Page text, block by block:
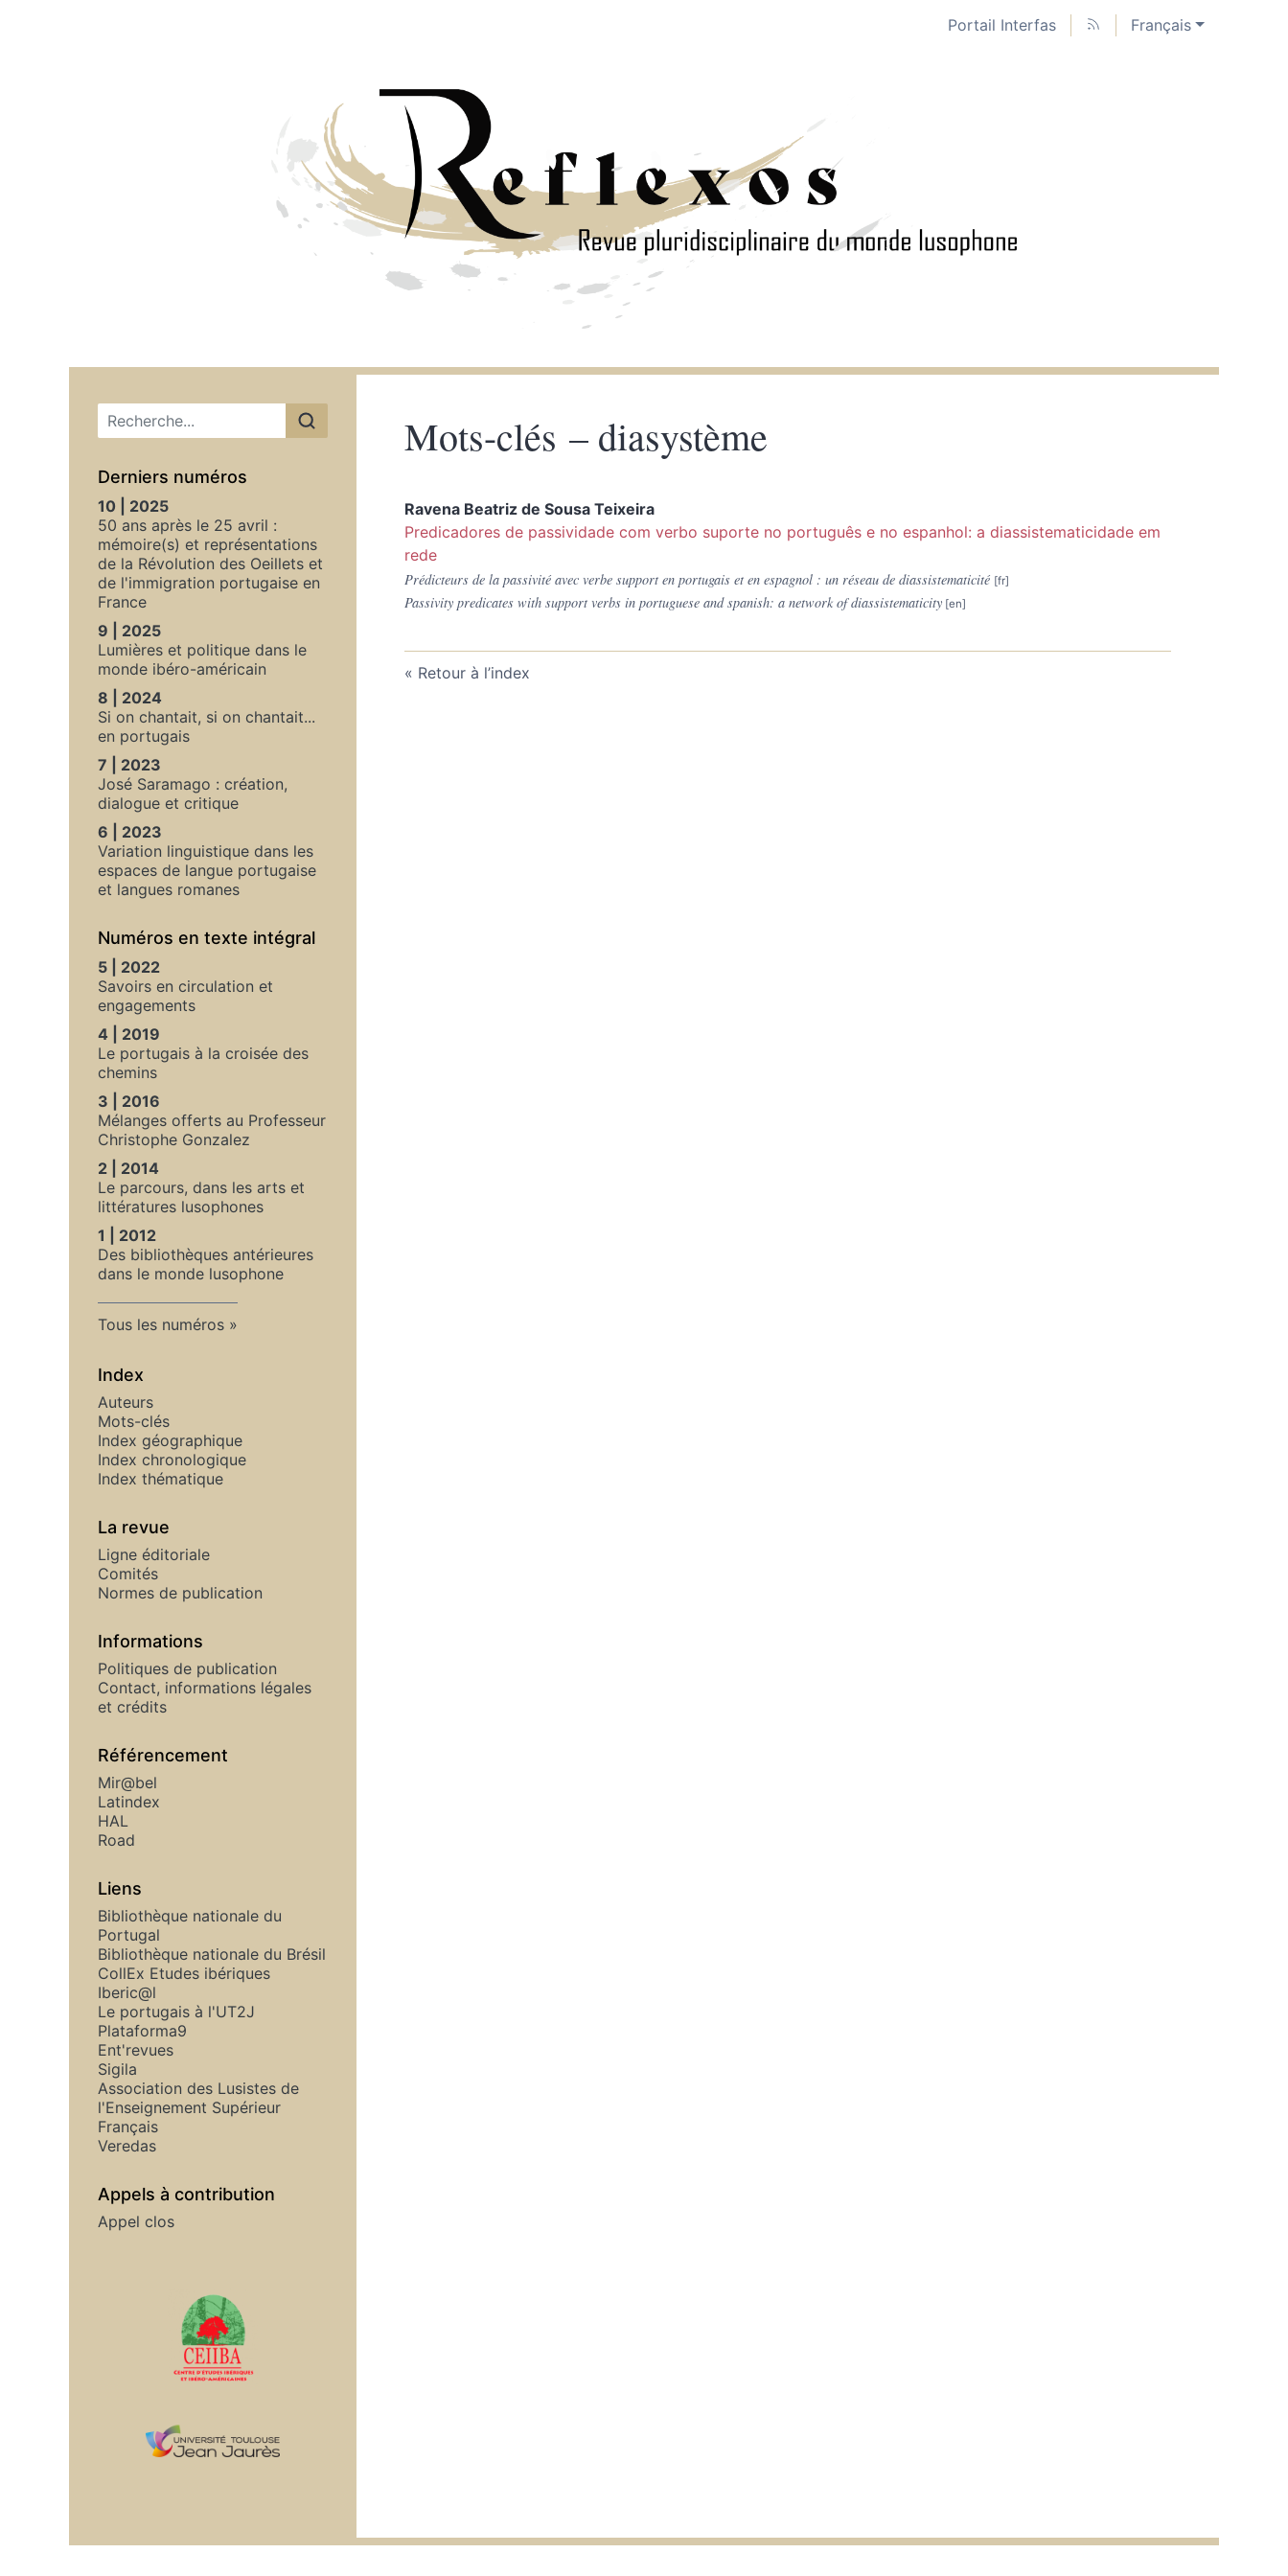
Portail Interfas Français
Menu principal
Derniers numéros
10 | 2025
50 ans après le 25 avril :
mémoire(s) et représentations
de la Révolution des Oeillets et
de l'immigration portugaise en
France
9 | 2025
Lumières et politique dans le
monde ibéro-américain
8 | 2024
Si on chantait, si on chantait...
en portugais
7 | 2023
José Saramago : création,
dialogue et critique
6 | 2023
Variation linguistique dans les
espaces de langue portugaise
et langues romanes
Numéros en texte intégral
5 | 2022
Savoirs en circulation et
engagements
4 | 2019
Le portugais à la croisée des
chemins
3 | 2016
Mélanges offerts au Professeur
Christophe Gonzalez
2 | 2014
Le parcours, dans les arts et
littératures lusophones
1 | 2012
Des bibliothèques antérieures
dans le monde lusophone
Tous les numéros
Index
Auteurs
Mots-clés
Index géographique
Index chronologique
Index thématique
La revue
Ligne éditoriale
Comités
Normes de publication
Informations
Politiques de publication
Contact, informations légales
et crédits
Référencement
Mir@bel
Latindex
HAL
Road
Liens
Bibliothèque nationale du
Portugal
Bibliothèque nationale du Brésil
CollEx Etudes ibériques
Iberic@l
Le portugais à l'UT2J
Plataforma9
Ent'revues
Sigila
Association des Lusistes de
l'Enseignement Supérieur
Français
Veredas
Appels à contribution
Appel clos
Affiliations/partenaires
Mots-clés – diasystème
Ravena Beatriz de Sousa Teixeira
Predicadores de passividade com verbo suporte no português e no espanhol: a diassistematicidade em
rede
Prédicteurs de la passivité avec verbe support en portugais et en espagnol : un réseau de diassistematicité
Passivity predicates with support verbs in portuguese and spanish: a network of diassistematicity
Retour à l’index